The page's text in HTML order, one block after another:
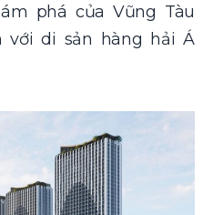
phá của Vũng Tàu
với di sản hàng hải Á